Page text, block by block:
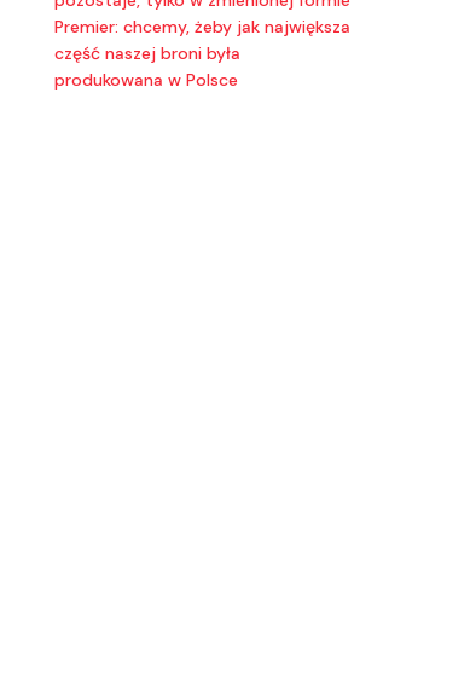
Premier: chcemy, żeby jak największa
część naszej broni była
produkowana w Polsce